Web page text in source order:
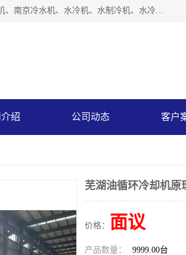
南京博盛制冷设备有限公司是冷风机厂家主营冷风机、模温机、油冷机、螺杆式冷水机、南京冷水机、水冷机、水制冷机、水冷却机、油冷却机等；凭借多年的制作经验、优秀的技术、优秀的产品质量诚信的经营理念，以一流的品质，实在的价格，在行业内享有较高的声誉。
绍 公司动态 客户
芜湖油循环冷却机原
价格： 面议
产品数量： 9999.00台